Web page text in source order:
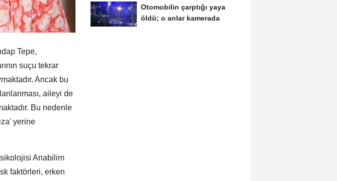
Tepe,
suçu tekrar
Ancak bu
aileyi de
Bu nedenle
yerine
Anabilim
faktörleri, erken
Otomobilin çarptığı yaya
öldü; o anlar kamerada